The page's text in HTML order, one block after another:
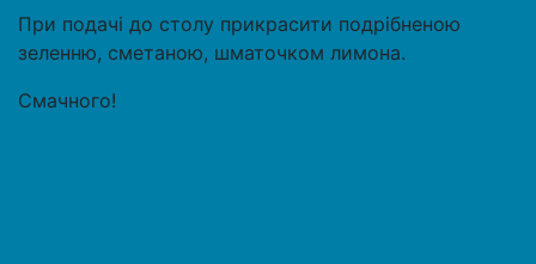
При подачі до столу прикрасити подрібненою
зеленню, сметаною, шматочком лимона.
Смачного!